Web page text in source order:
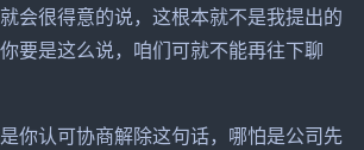
会很得意的说，这根本就不是我提出的
要是这么说，咱们可就不能再往下聊
你认可协商解除这句话，哪怕是公司先